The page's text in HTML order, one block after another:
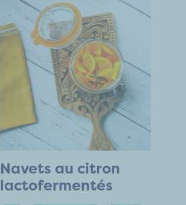
Navets au citron
lactofermentés